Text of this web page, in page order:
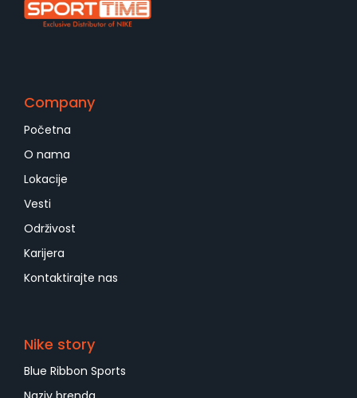
Company
Početna
O nama
Lokacije
Vesti
Održivost
Karijera
Kontaktirajte nas
Nike story
Blue Ribbon Sports